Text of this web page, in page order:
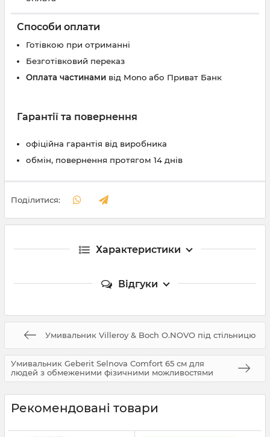
Способи оплати
Готівкою при отриманні
Безготівковий переказ
Оплата частинами від Mono або Приват Банк
Гарантії та повернення
офіційна гарантія від виробника
обмін, повернення протягом 14 днів
Поділитися:
Характеристики
Відгуки
Умивальник Villeroy & Boch O.NOVO під стільницю
Умивальник Geberit Selnova Comfort 65 см для
людей з обмеженими фізичними можливостями
Рекомендовані товари